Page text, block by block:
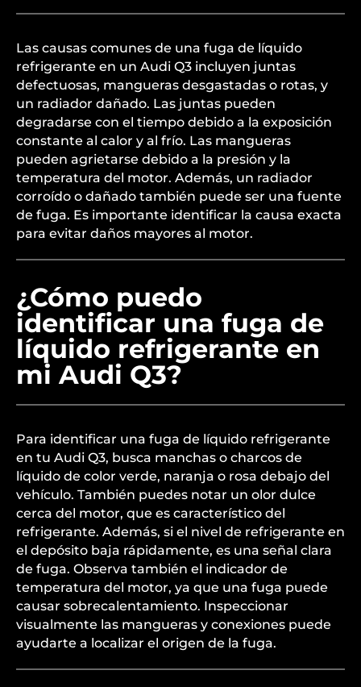
Las causas comunes de una fuga de líquido
refrigerante en un Audi Q3 incluyen juntas
defectuosas, mangueras desgastadas o rotas, y
un radiador dañado. Las juntas pueden
degradarse con el tiempo debido a la exposición
constante al calor y al frío. Las mangueras
pueden agrietarse debido a la presión y la
temperatura del motor. Además, un radiador
corroído o dañado también puede ser una fuente
de fuga. Es importante identificar la causa exacta
para evitar daños mayores al motor.
¿Cómo puedo
identificar una fuga de
líquido refrigerante en
mi Audi Q3?
Para identificar una fuga de líquido refrigerante
en tu Audi Q3, busca manchas o charcos de
líquido de color verde, naranja o rosa debajo del
vehículo. También puedes notar un olor dulce
cerca del motor, que es característico del
refrigerante. Además, si el nivel de refrigerante en
el depósito baja rápidamente, es una señal clara
de fuga. Observa también el indicador de
temperatura del motor, ya que una fuga puede
causar sobrecalentamiento. Inspeccionar
visualmente las mangueras y conexiones puede
ayudarte a localizar el origen de la fuga.